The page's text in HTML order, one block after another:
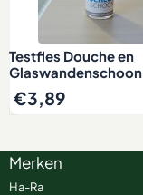
Testfles Douche en
Glaswandenschoon
€3,89
Merken
Ha-Ra